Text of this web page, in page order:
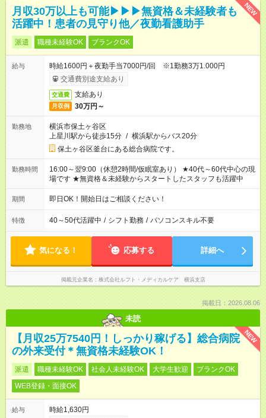
NEW
月収30万以上も可能▶▶▶無資格＆未経験者も
活躍中！患者の見守り他／夜勤看護助手
派遣 職種未経験OK ブランクOK
給与
時給1600円＋夜勤手当7000円/回 ※1勤務3万1.000円
交通費別途支給あり
交通費 支給あり
月収例 30万円～
勤務地
横浜市保土ヶ谷区
上星川駅から徒歩15分 / 横浜駅からバス20分
保土ヶ谷区釜台にある総合病院です。
勤務時間
16:00～翌9:00（休憩2時間/仮眠室あり） ★40代～60代中心の現
場です ★無資格＆未経験からスタートしたスタッフも活躍中
期間 即日OK！開始日はご相談ください！
特徴 40～50代活躍中 / シフト勤務 / パソコンスキル不要
気になる！ 応募する 詳細へ
掲載元企業名 株式会社ルフト・メディカルケア 横浜支店
掲載日：2026.08.06
未読
NEW
【月収25万7540円！しっかり稼げる】総合病院
の外来受付＊無資格未経験OK！
派遣 職種未経験OK 社会人未経験OK 大学生歓迎
ブランクOK
WEB登録・面接OK
給与
時給1,630円